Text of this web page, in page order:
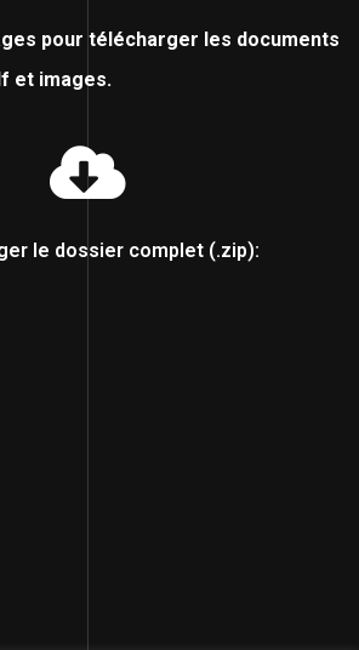
pour télécharger les documents
et images.
le dossier complet (.zip):